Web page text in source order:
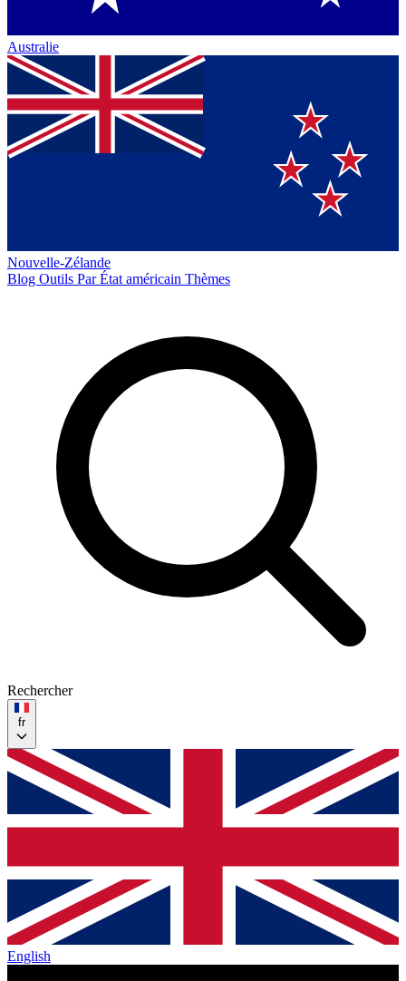
Australie
Nouvelle-Zélande
Blog Outils Par État américain Thèmes
Rechercher
fr
English